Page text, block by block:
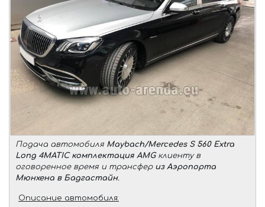
Подача автомобиля Maybach/Mercedes S 560 Extra
Long 4MATIC комплектация AMGклиенту в
оговоренное время и трансфер из Аэропорта
Мюнхена в Бадгастайн.
Описание автомобиля: